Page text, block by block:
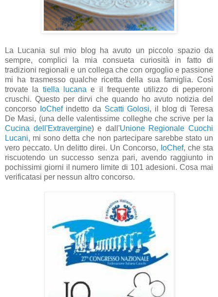
La Lucania sul mio blog ha avuto un piccolo spazio da
sempre, complici la mia consueta curiosità in fatto di
tradizioni regionali e un collega che con orgoglio e passione
mi ha trasmesso qualche ricetta della sua famiglia. Così
trovate la tiella lucana e il frequente utilizzo di peperoni
cruschi. Questo per dirvi che quando ho avuto notizia del
concorso
IoChef indetto da Scatti Golosi, il blog di Teresa
De Masi, (una delle valentissime colleghe che scrive per la
Cucina dell'Extravergine) e dall'Unione Regionale Cuochi
Lucani, mi sono detta che non partecipare sarebbe stato un
vero peccato. Un delitto direi. Un Concorso, IoChef, che sta
riscuotendo un successo senza pari, avendo raggiunto in
pochissimi giorni il numero limite di 101 adesioni. Cosa mai
verificatasi per nessun altro concorso.